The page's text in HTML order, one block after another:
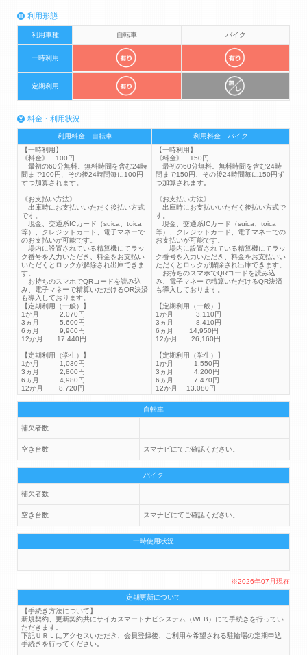
利用形態
利用車種 自転車 バイク
一時利用
定期利用
料金・利用状況
利用料金 自転車
利用料金 バイク
【一時利用】
《料金》 100円
最初の60分無料。無料時間を含む24時
間まで100円、その後24時間毎に100円
ずつ加算されます。
《お支払い方法》
出庫時にお支払いいただく後払い方式
です。
現金、交通系ICカード（suica、toica
等）、クレジットカード、電子マネーで
のお支払いが可能です。
場内に設置されている精算機にてラッ
ク番号を入力いただき、料金をお支払い
いただくとロックが解除され出庫できま
す。
お持ちのスマホでQRコードを読み込
み、電子マネーで精算いただけるQR決済
も導入しております。
【定期利用（一般）】
1か月 2,070円
3ヵ月 5,600円
6ヵ月 9,960円
12か月 17,440円
【定期利用（学生）】
1か月 1,030円
3ヵ月 2,800円
6ヵ月 4,980円
12か月 8,720円
【一時利用】
《料金》 150円
最初の60分無料。無料時間を含む24時
間まで150円、その後24時間毎に150円ず
つ加算されます。
《お支払い方法》
出庫時にお支払いいただく後払い方式で
す。
現金、交通系ICカード（suica、toica
等）、クレジットカード、電子マネーでの
お支払いが可能です。
場内に設置されている精算機にてラッ
ク番号を入力いただき、料金をお支払いい
ただくとロックが解除され出庫できます。
お持ちのスマホでQRコードを読み込
み、電子マネーで精算いただけるQR決済
も導入しております。
【定期利用（一般）】
1か月 3,110円
3ヵ月 8,410円
6ヵ月 14,950円
12か月 26,160円
【定期利用（学生）】
1か月 1,550円
3ヵ月 4,200円
6ヵ月 7,470円
12か月 13,080円
自転車
補欠者数
空き台数 スマナビにてご確認ください。
バイク
補欠者数
空き台数 スマナビにてご確認ください。
一時使用状況
※2026年07月現在
定期更新について
【手続き方法について】
新規契約、更新契約共にサイカスマートナビシステム（WEB）にて手続きを行ってい
ただきます。
下記ＵＲＬにアクセスいただき、会員登録後、ご利用を希望される駐輪場の定期申込
手続きを行ってください。